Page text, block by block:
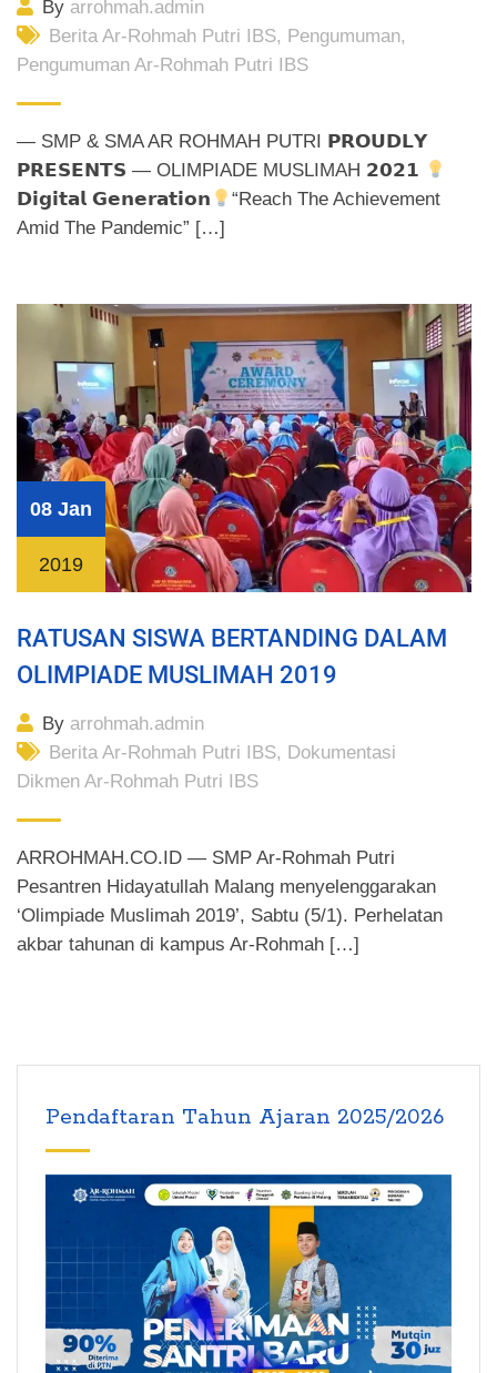
By arrohmah.admin
Berita Ar-Rohmah Putri IBS, Pengumuman,
Pengumuman Ar-Rohmah Putri IBS
— SMP & SMA AR ROHMAH PUTRI 𝗣𝗥𝗢𝗨𝗗𝗟𝗬
𝗣𝗥𝗘𝗦𝗘𝗡𝗧𝗦 — OLIMPIADE MUSLIMAH 𝟮𝟬𝟮𝟭
𝗗𝗶𝗴𝗶𝘁𝗮𝗹 𝗚𝗲𝗻𝗲𝗿𝗮𝘁𝗶𝗼𝗻
“Reach The Achievement
Amid The Pandemic” […]
08 Jan
2019
RATUSAN SISWA BERTANDING DALAM
OLIMPIADE MUSLIMAH 2019
By arrohmah.admin
Berita Ar-Rohmah Putri IBS, Dokumentasi
Dikmen Ar-Rohmah Putri IBS
ARROHMAH.CO.ID — SMP Ar-Rohmah Putri
Pesantren Hidayatullah Malang menyelenggarakan
‘Olimpiade Muslimah 2019’, Sabtu (5/1). Perhelatan
akbar tahunan di kampus Ar-Rohmah […]
Pendaftaran Tahun Ajaran 2025/2026